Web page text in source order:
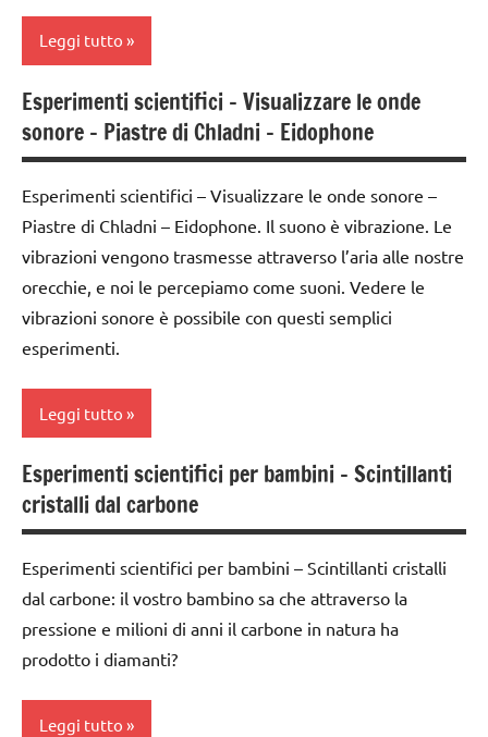
ARGOMENTI
TUTTI GLI
Leggi tutto
classi
1a-5a
3 ai
6
anni
ESPERIMENTI
SCIENTIFICI
SCIENZE
ARGOMENTI
TUTTI GLI
Esperimenti scientifici – Visualizzare le onde
sonore – Piastre di Chladni – Eidophone
Esperimenti scientifici – Visualizzare le onde sonore –
Piastre di Chladni – Eidophone. Il suono è vibrazione. Le
vibrazioni vengono trasmesse attraverso l’aria alle nostre
orecchie, e noi le percepiamo come suoni. Vedere le
vibrazioni sonore è possibile con questi semplici
esperimenti.
Leggi tutto
classi
1a-5a
SCIENTIFICI
TUTTI GLI
Esperimenti scientifici per bambini – Scintillanti
cristalli dal carbone
Esperimenti scientifici per bambini – Scintillanti cristalli
dal carbone: il vostro bambino sa che attraverso la
pressione e milioni di anni il carbone in natura ha
prodotto i diamanti?
Leggi tutto